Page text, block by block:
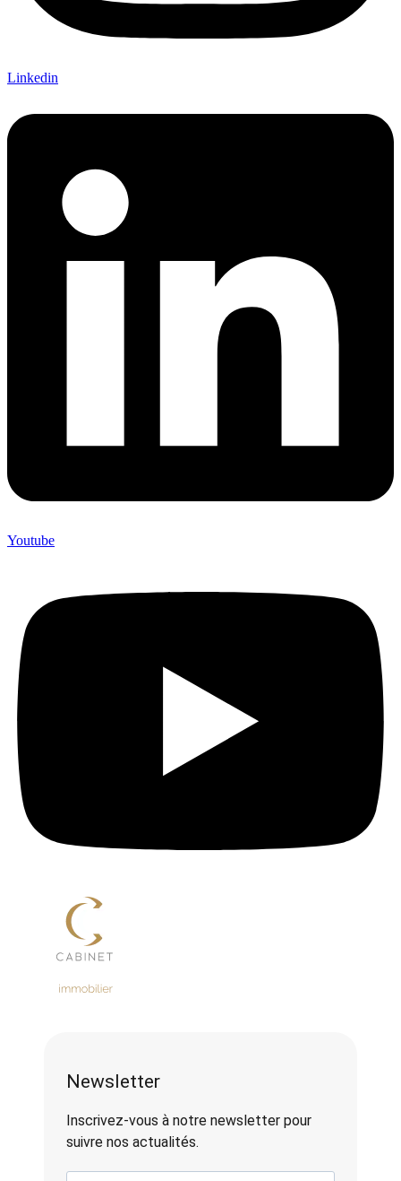
Linkedin
Youtube